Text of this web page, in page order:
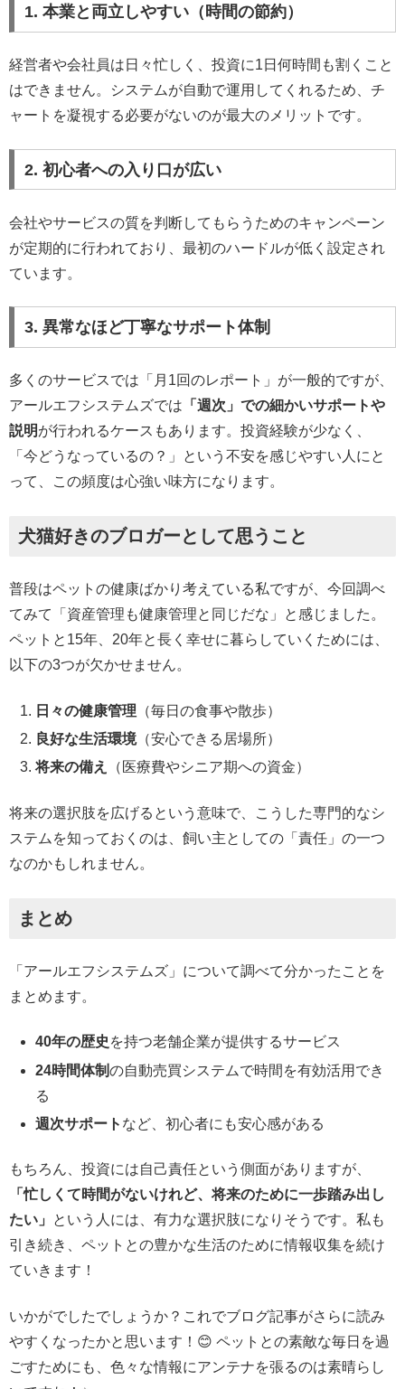
1. 本業と両立しやすい（時間の節約）
経営者や会社員は日々忙しく、投資に1日何時間も割くこと
はできません。システムが自動で運用してくれるため、チ
ャートを凝視する必要がないのが最大のメリットです。
2. 初心者への入り口が広い
会社やサービスの質を判断してもらうためのキャンペーン
が定期的に行われており、最初のハードルが低く設定され
ています。
3. 異常なほど丁寧なサポート体制
多くのサービスでは「月1回のレポート」が一般的ですが、
アールエフシステムズでは 「週次」での細かいサポートや
説明が行われるケースもあります。投資経験が少なく、
「今どうなっているの？」という不安を感じやすい人にと
って、この頻度は心強い味方になります。
犬猫好きのブロガーとして思うこと
普段はペットの健康ばかり考えている私ですが、今回調べ
てみて「資産管理も健康管理と同じだな」と感じました。
ペットと15年、20年と長く幸せに暮らしていくためには、
以下の3つが欠かせません。
日々の健康管理 （毎日の食事や散歩）
良好な生活環境（安心できる居場所）
将来の備え
（医療費やシニア期への資金）
将来の選択肢を広げるという意味で、こうした専門的なシ
ステムを知っておくのは、飼い主としての「責任」の一つ
なのかもしれません。
まとめ
「アールエフシステムズ」について調べて分かったことを
まとめます。
40年の歴史 を持つ老舗企業が提供するサービス
24時間体制の自動売買システムで時間を有効活用でき
る
週次サポート など、初心者にも安心感がある
もちろん、投資には自己責任という側面がありますが、
「忙しくて時間がないけれど、将来のために一歩踏み出し
たい」
という人には、有力な選択肢になりそうです。私も
引き続き、ペットとの豊かな生活のために情報収集を続け
ていきます！
いかがでしたでしょうか？これでブログ記事がさらに読み
やすくなったかと思います！😊 ペットとの素敵な毎日を過
ごすためにも、色々な情報にアンテナを張るのは素晴らし